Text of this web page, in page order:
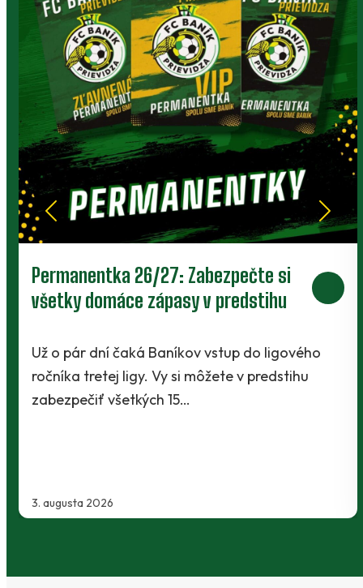
Prievidza postúpila do 2. kola pohára.
V Kanianke rozhodol z penalty v
2. augusta 2026
Baníci vstúpili do ostrej sezóny súbojom 1.
Slovnaft Cupu, keď vycestovali do neďalekej